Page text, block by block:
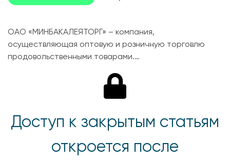
ОАО «МИНБАКАЛЕЯТОРГ» – компания,
осуществляющая оптовую и розничную торговлю
продовольственными товарами.…
Доступ к закрытым статьям
откроется после